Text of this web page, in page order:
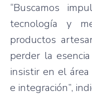
“Buscamos
tecnología y
productos
perder la
insistir en el área
e integración”,